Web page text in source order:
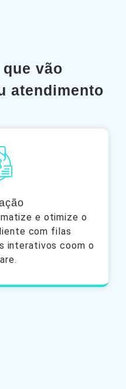
vão
atendimento
e otimize o
com filas
interativos coom o